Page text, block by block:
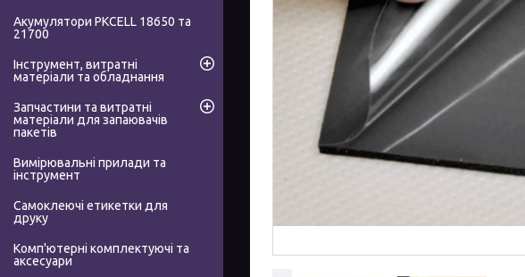
Акумулятори PKCELL 18650 та
21700
Інструмент, витратні
матеріали та обладнання
Запчастини та витратні
матеріали для запаювачів
пакетів
Вимірювальні прилади та
інструмент
Самоклеючі етикетки для
друку
Комп'ютерні комплектуючі та
аксесуари